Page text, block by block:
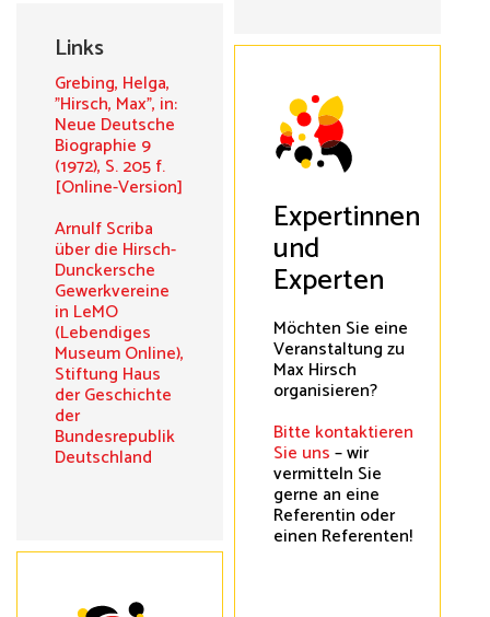
Links
Grebing, Helga,
"Hirsch, Max", in:
Neue Deutsche
Biographie 9
(1972), S. 205 f.
[Online-Version]
Arnulf Scriba
über die Hirsch-
Dunckersche
Gewerkvereine
in LeMO
(Lebendiges
Museum Online),
Stiftung Haus
der Geschichte
der
Bundesrepublik
Deutschland
Expertinnen
und
Experten
Möchten Sie eine
Veranstaltung zu
Max Hirsch
organisieren?
Bitte kontaktieren
Sie uns– wir
vermitteln Sie
gerne an eine
Referentin oder
einen Referenten!